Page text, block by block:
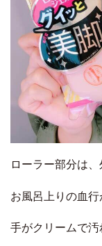
ローラー部分は
お風呂上りの血行
手がクリームで汚